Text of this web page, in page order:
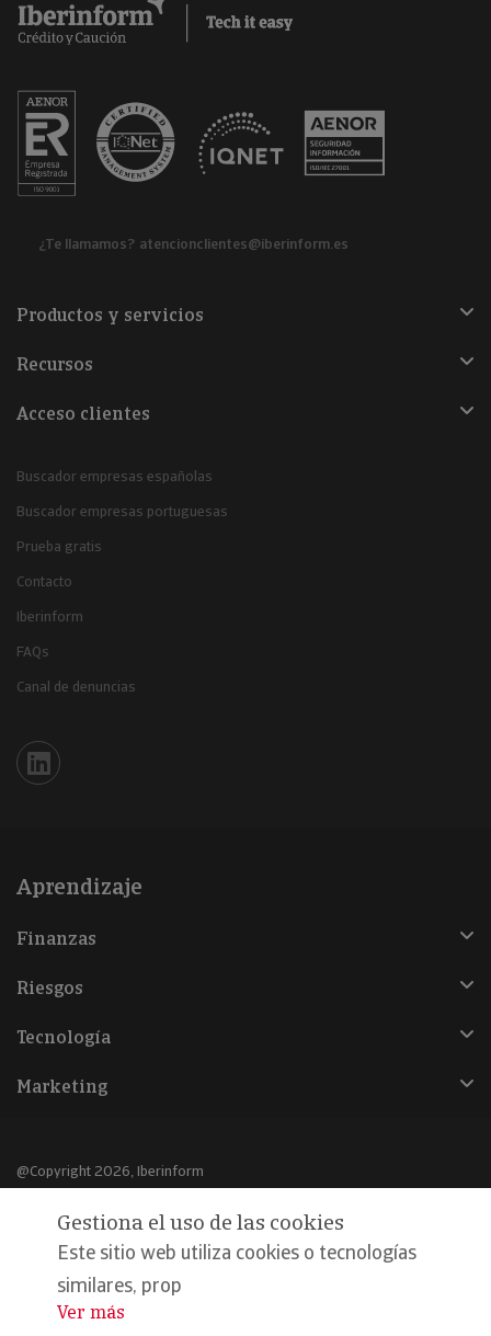
¿Te llamamos? atencionclientes@iberinform.es
Productos y servicios
Recursos
Acceso clientes
Buscador empresas españolas
Buscador empresas portuguesas
Prueba gratis
Contacto
Iberinform
FAQs
Canal de denuncias
Iberinform en Linkedin
Aprendizaje
Finanzas
Riesgos
Tecnología
Marketing
@Copyright 2026, Iberinform
Aviso legal
Política de cookies
Declaración de privacidad
Gestiona el uso de las cookies
Este sitio web utiliza cookies o tecnologías
similares, prop
...
Ver más